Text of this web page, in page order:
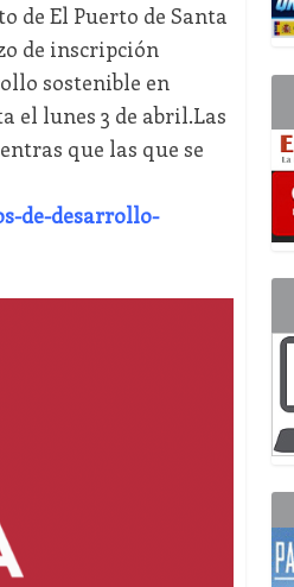
de El Puerto de Santa
de inscripción
sostenible en
el lunes 3 de abril.Las
que las que se
de-desarrollo-